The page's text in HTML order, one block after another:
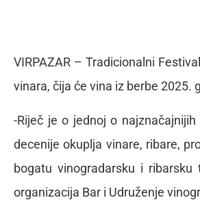
VIRPAZAR – Tradicionalni
vinara, čija će vina iz berbe 2025.
-Riječ je o jednoj o
decenije okuplja vinare, ribare,
bogatu vinogradarsku i
organizacija Bar i Udruženje